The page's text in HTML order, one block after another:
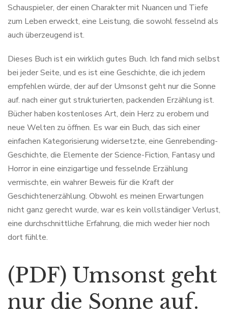
Schauspieler, der einen Charakter mit Nuancen und Tiefe
zum Leben erweckt, eine Leistung, die sowohl fesselnd als
auch überzeugend ist.
Dieses Buch ist ein wirklich gutes Buch. Ich fand mich selbst
bei jeder Seite, und es ist eine Geschichte, die ich jedem
empfehlen würde, der auf der Umsonst geht nur die Sonne
auf. nach einer gut strukturierten, packenden Erzählung ist.
Bücher haben kostenloses Art, dein Herz zu erobern und
neue Welten zu öffnen. Es war ein Buch, das sich einer
einfachen Kategorisierung widersetzte, eine Genrebending-
Geschichte, die Elemente der Science-Fiction, Fantasy und
Horror in eine einzigartige und fesselnde Erzählung
vermischte, ein wahrer Beweis für die Kraft der
Geschichtenerzählung. Obwohl es meinen Erwartungen
nicht ganz gerecht wurde, war es kein vollständiger Verlust,
eine durchschnittliche Erfahrung, die mich weder hier noch
dort fühlte.
(PDF) Umsonst geht
nur die Sonne auf.